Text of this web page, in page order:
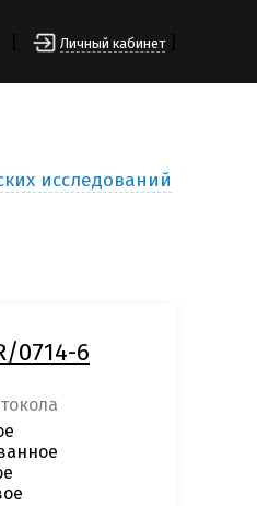
Личный кабинет
исследований
0714-6